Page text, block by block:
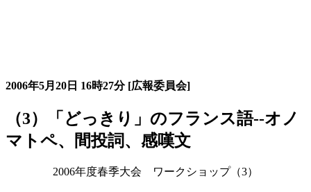
2006年5月20日 16時27分 [広報委員会]
（3）「どっきり」のフランス語--オノ
マトペ、間投詞、感嘆文
2006年度春季大会 ワークショップ（3）